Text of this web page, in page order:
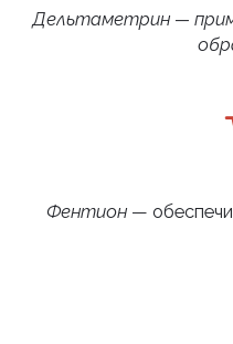
Дельтаметрин —
Фентион—